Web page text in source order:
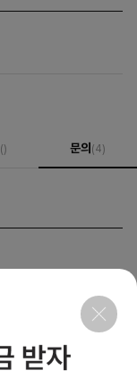
() 문의(4)